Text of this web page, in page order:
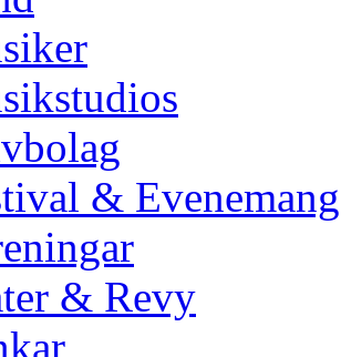
& Evenemang
& Revy